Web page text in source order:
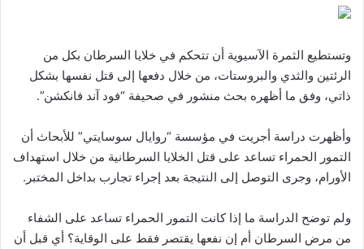
وتستطيع الثمرة الآسيوية أن تتحكم في خلايا السرطان بكل من
الرئتين والثدي والبروستات، من خلال دفعها إلى قتل نفسها بشكل
ذاتي، وفق ما أظهره بحث منشور في صحيفة “فود آند فانكشن”.
وأظهرت دراسة أجريت في مؤسسة “روايال سوسايتي” للأبحاث أن
التمور الحمراء تساعد على قتل الخلايا السرطانية من خلال استهداف
الأورام، وجرى التوصل إلى النتيجة بعد إجراء تجارب بداخل المختبر.
ولم توضح الدراسة ما إذا كانت التمور الحمراء تساعد على الشفاء
من مرض السرطان أم إن نفعها يقتصر فقط على الوقاية؟ أي قبل أن